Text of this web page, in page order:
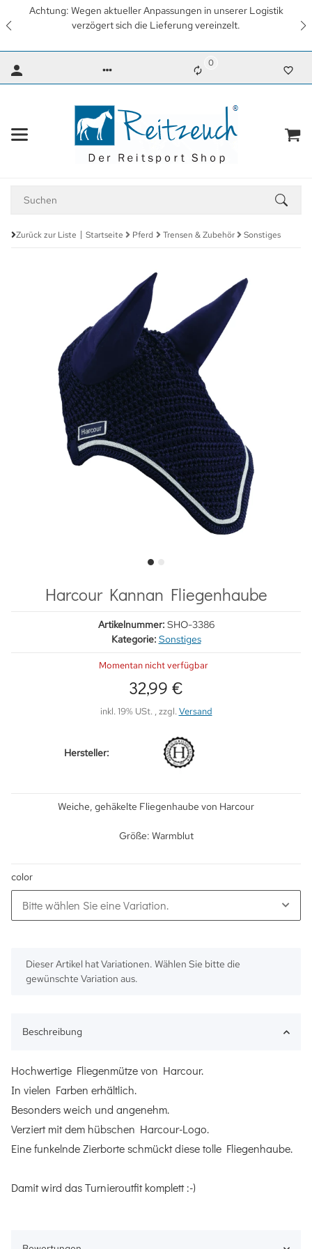
Logistik
Wir arbeiten mit Hochdruck daran, so schnell
wieder unsere gewohnten Lieferzeiten zu
0
Zurück zur Liste Startseite Pferd Trensen & Zubehör Sonstiges
Harcour Kannan Fliegenhaube
Artikelnummer: SHO-3386
Kategorie: Sonstiges
Momentan nicht verfügbar
32,99 €
inkl. 19% USt. , zzgl.Versand
Hersteller:
Weiche, gehäkelte Fliegenhaube von Harcour
Größe: Warmblut
color
Bitte wählen Sie eine Variation.
x
Dieser Artikel hat Variationen. Wählen Sie bitte die
gewünschte Variation aus.
Beschreibung
Hochwertige Fliegenmütze von Harcour.
In vielen Farben erhältlich.
Besonders weich und angenehm.
Verziert mit dem hübschen Harcour-Logo.
Eine funkelnde Zierborte schmückt diese tolle Fliegenhaube.
Damit wird das Turnieroutfit komplett :-)